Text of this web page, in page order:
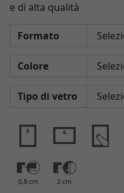
e di alta qualità
Formato
Colore
Tipo di vetro
0,8 cm 2 cm